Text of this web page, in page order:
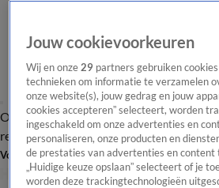
Overzicht Laatste nieuws Regionieuws Het
redactie
Volg Hart van Nederland
Jouw cookievoorkeuren
Wij en onze29 partners gebruiken
technieken om informatie te verzamelen
onze website(s), jouw gedrag en jouw
cookies accepteren” selecteert, worden
ingeschakeld om onze advertenties en
personaliseren, onze producten en
de prestaties van advertenties en content
„Huidige keuze opslaan” selecteert of je
worden deze trackingtechnologieën